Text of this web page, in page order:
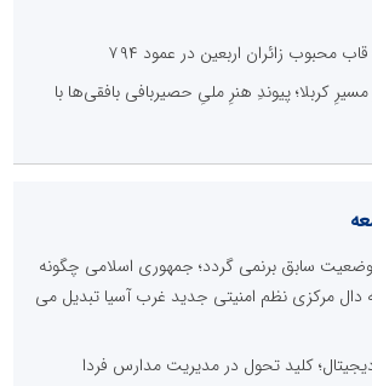
محبوب زائران اربعین در عمود ۷۹۴
کربلا؛ پیوندِ هنرِ ملیِ حصیربافی بافقی‌ها با
وضعیت سابق برنمی گردد؛ جمهوری اسلامی چگونه
به دال مرکزی نظم امنیتی جدید غرب آسیا تبدیل می
کلید تحول در مدیریت مدارس فردا